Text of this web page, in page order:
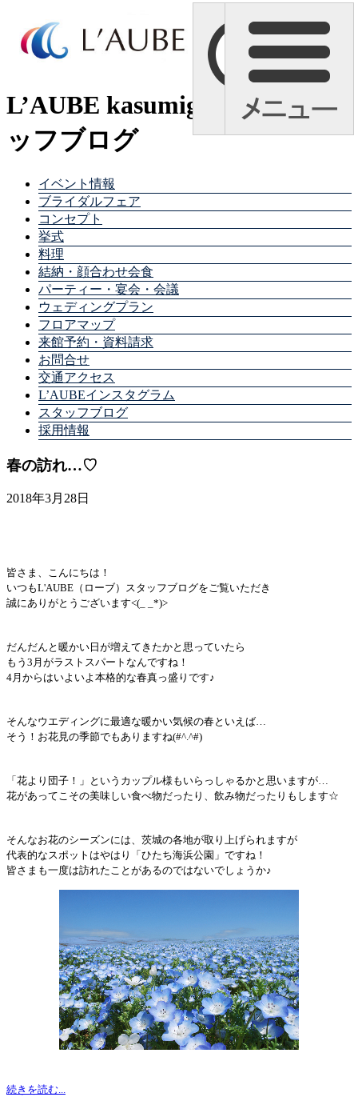
L’AUBE kasumigaura スタ
ッフブログ
イベント情報
ブライダルフェア
コンセプト
挙式
料理
結納・顔合わせ会食
パーティー・宴会・会議
ウェディングプラン
フロアマップ
来館予約・資料請求
お問合せ
交通アクセス
L’AUBEインスタグラム
スタッフブログ
採用情報
春の訪れ…♡
2018年3月28日
皆さま、こんにちは！
いつもL'AUBE（ローブ）スタッフブログをご覧いただき
誠にありがとうございます<(_ _*)>
だんだんと暖かい日が増えてきたかと思っていたら
もう3月がラストスパートなんですね！
4月からはいよいよ本格的な春真っ盛りです♪
そんなウエディングに最適な暖かい気候の春といえば…
そう！お花見の季節でもありますね(#^.^#)
「花より団子！」というカップル様もいらっしゃるかと思いますが…
花があってこその美味しい食べ物だったり、飲み物だったりもします☆
そんなお花のシーズンには、茨城の各地が取り上げられますが
代表的なスポットはやはり「ひたち海浜公園」ですね！
皆さまも一度は訪れたことがあるのではないでしょうか♪
続きを読む...